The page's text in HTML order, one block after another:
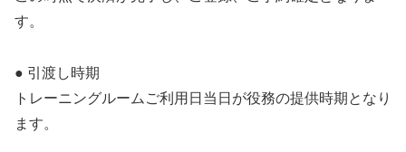
す。
​● 引渡し時期
トレーニングルームご利用日当日が役務の提供時期となり
ます。